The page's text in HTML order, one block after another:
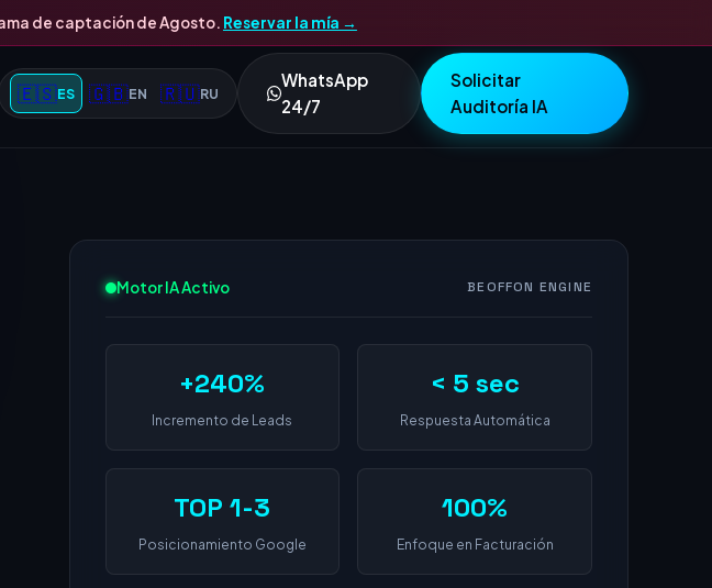
de captación de Agosto. Reservar la mía →
🇪🇸ES 🇬🇧EN 🇷🇺RU
WhatsApp
24/7
Solicitar
Auditoría IA
+240%
Incremento de Leads
< 5 sec
Respuesta Automática
TOP 1-3
Posicionamiento Google
100%
Enfoque en Facturación